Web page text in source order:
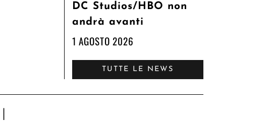
DC Studios/HBO non
andrà avanti
1 AGOSTO 2026
TUTTE LE NEWS